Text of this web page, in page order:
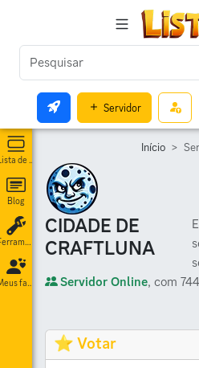
Servidor
Lista de servidores
Blog
Ferramentas
Meus favoritos
Início
CIDADE DE
CRAFTLUNA
Servidor Online, com
⭐ Votar